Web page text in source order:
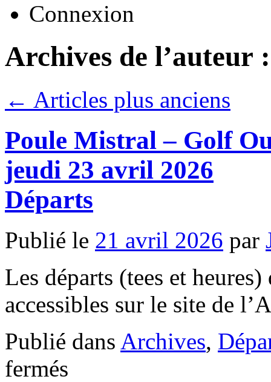
Connexion
Archives de l’auteur
← Articles plus anciens
Poule Mistral – Golf
jeudi 23 avril 2026
Départs
Publié le 21 avril 2026 par
Les départs (tees et
accessibles sur le site de
Publié dans Archives,
fermés